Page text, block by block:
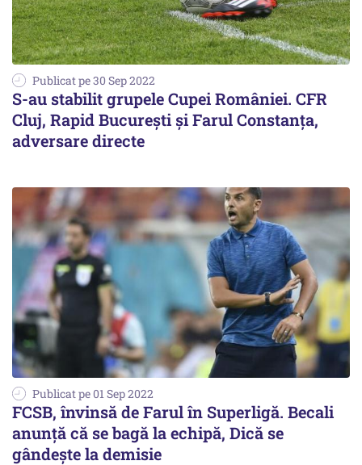
Publicat pe 30 Sep 2022
S-au stabilit grupele Cupei României. CFR
Cluj, Rapid Bucureşti şi Farul Constanţa,
adversare directe
Publicat pe 01 Sep 2022
FCSB, învinsă de Farul în Superligă. Becali
anunţă că se bagă la echipă, Dică se
gândeşte la demisie